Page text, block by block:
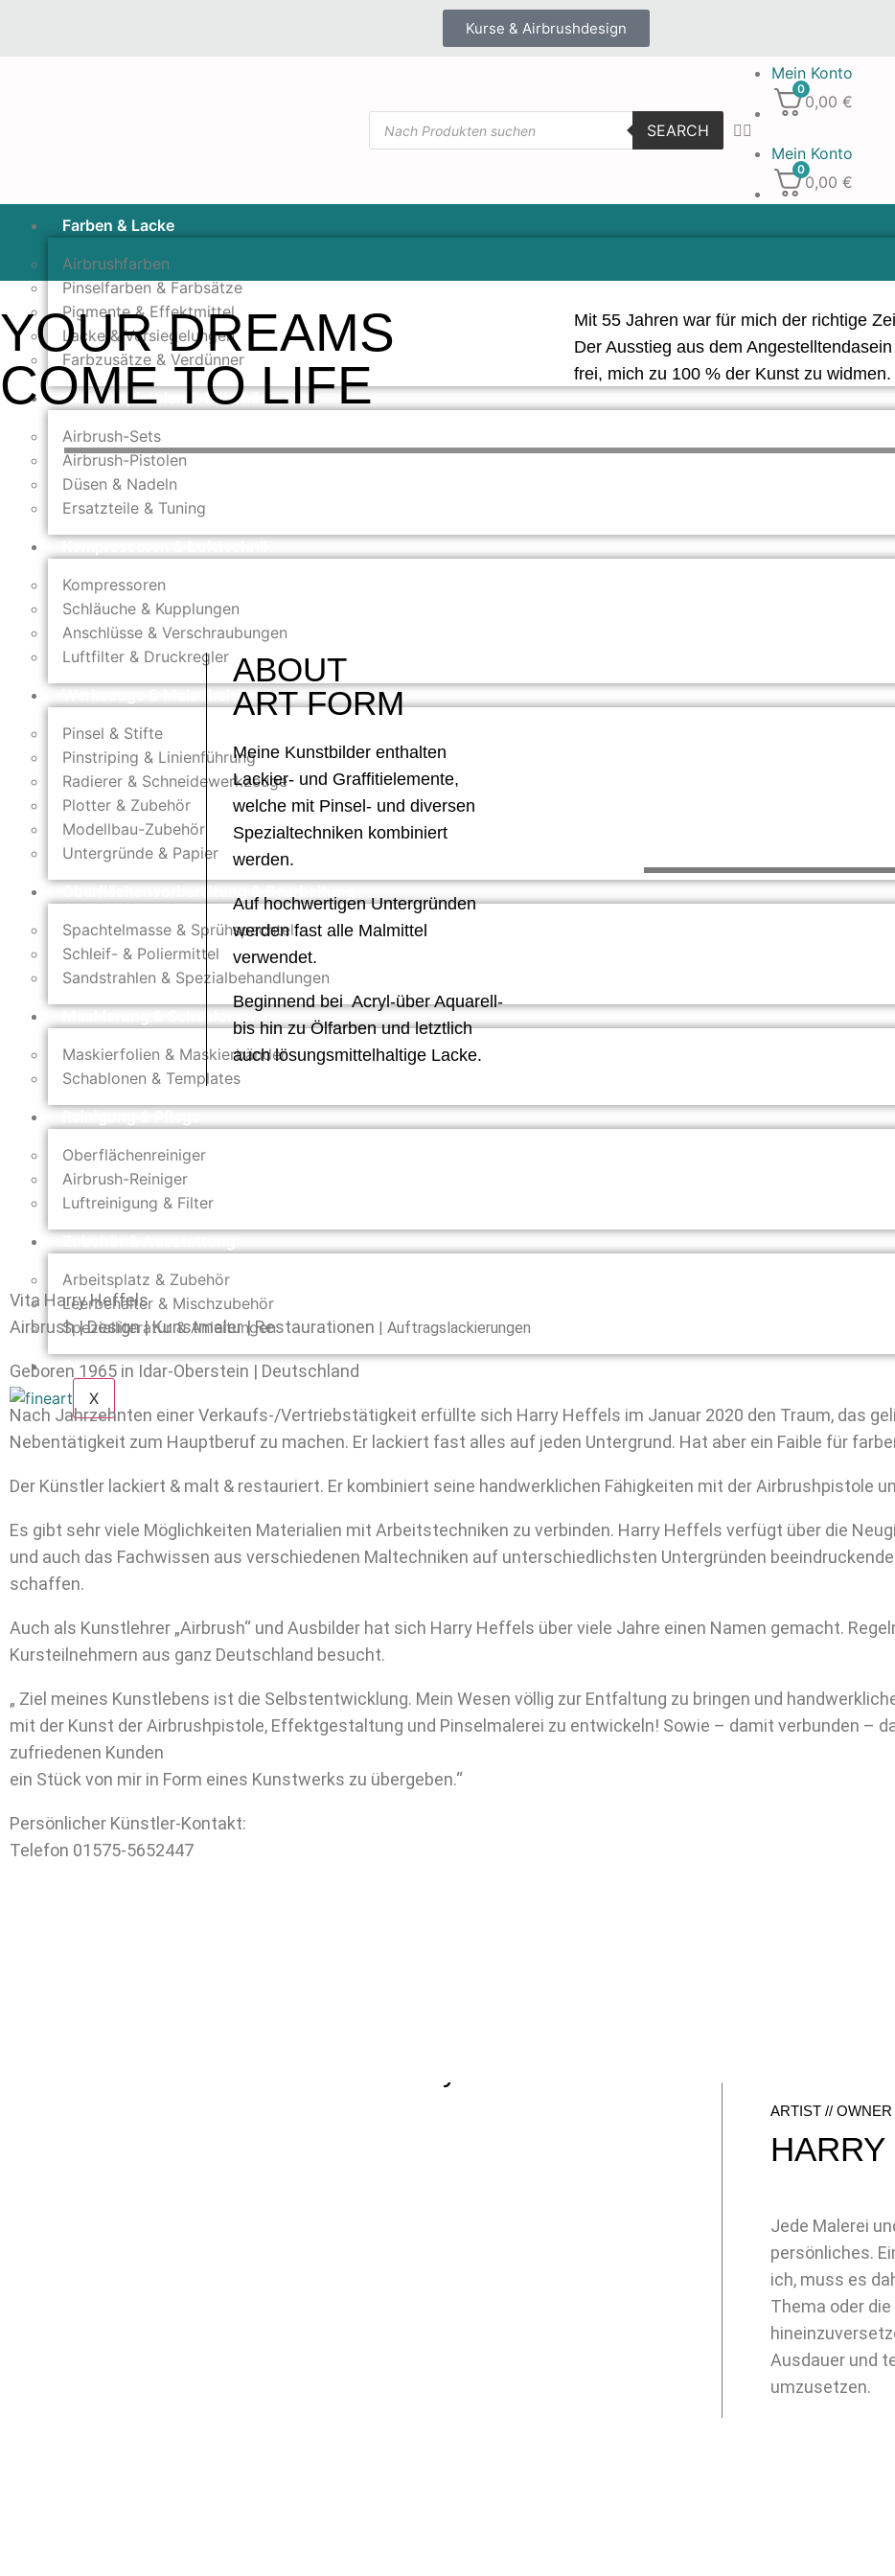
Kurse & Airbrushdesign
SEARCH
Mein Konto
0
0,00 €
Mein Konto
0
0,00 €
Farben & Lacke
Airbrushfarben
Pinselfarben & Farbsätze
Pigmente & Effektmittel
Lacke & Versiegelungen
Farbzusätze & Verdünner
Airbrushpistolen & Zubehör
Airbrush-Sets
Airbrush-Pistolen
Düsen & Nadeln
Ersatzteile & Tuning
Kompressoren
Schläuche & Kupplungen
Anschlüsse & Verschraubungen
Luftfilter & Druckregler
Werkzeuge & Malzubehör
Pinsel & Stifte
Pinstriping & Linienführung
Radierer & Schneidewerkzeuge
Plotter & Zubehör
Modellbau-Zubehör
Untergründe & Papier
Spachtelmasse & Sprühspachtel
Schleif- & Poliermittel
Sandstrahlen & Spezialbehandlungen
Maskierfolien & Maskierbänder
Schablonen & Templates
Oberflächenreiniger
Airbrush-Reiniger
Luftreinigung & Filter
Arbeitsplatz & Zubehör
Leerbehälter & Mischzubehör
Spezialliteratur & Anleitungen
Gutscheine
X
YOUR DREAMS
COMETO LIFE
Mit 55 Jahren war für mich der richtige
Der Ausstieg aus dem
frei, mich zu 100 % der Kunst zu widmen.
ABOUT
ARTFORM
Meine Kunstbilder enthalten
Lackier- und Graffitielemente,
welche mit Pinsel- und diversen
Spezialtechniken kombiniert
werden.
Auf hochwertigen Untergründen
werden fast alle Malmittel
verwendet.
Beginnend bei Acryl-über Aquarell-
bis hin zu Ölfarben und letztlich
auch lösungsmittelhaltige Lacke.
Vita Harry Heffels
Airbrush | Design | Kunstmaler | Restaurationen | Auftragslackierungen
Geboren 1965 in Idar-Oberstein | Deutschland
Nach Jahrzehnten einer Verkaufs-/Vertriebstätigkeit erfüllte sich Harry Heffels im Januar 2020 den Traum, das
Nebentätigkeit zum Hauptberuf zu machen. Er lackiert fast alles auf jeden Untergrund. Hat aber ein Faible für
Der Künstler lackiert & malt & restauriert. Er kombiniert seine handwerklichen Fähigkeiten mit der Airbrushpistole
Es gibt sehr viele Möglichkeiten Materialien mit Arbeitstechniken zu verbinden. Harry Heffels verfügt über die
und auch das Fachwissen aus verschiedenen Maltechniken auf unterschiedlichsten Untergründen
schaffen.
Auch als Kunstlehrer „Airbrush“ und Ausbilder hat sich Harry Heffels über viele Jahre einen Namen gemacht.
Kursteilnehmern aus ganz Deutschland besucht.
„ Ziel meines Kunstlebens ist die Selbstentwicklung. Mein Wesen völlig zur Entfaltung zu bringen und
mit der Kunst der Airbrushpistole, Effektgestaltung und Pinselmalerei zu entwickeln! Sowie – damit verbunden –
zufriedenen Kunden
ein Stück von mir in Form eines Kunstwerks zu übergeben.“
Persönlicher Künstler-Kontakt:
Telefon 01575-5652447
ARTIST // OWNER
HARRY
Jede Malerei
persönliches.
ich, muss es
Thema oder
Ausdauer und
umzusetzen.